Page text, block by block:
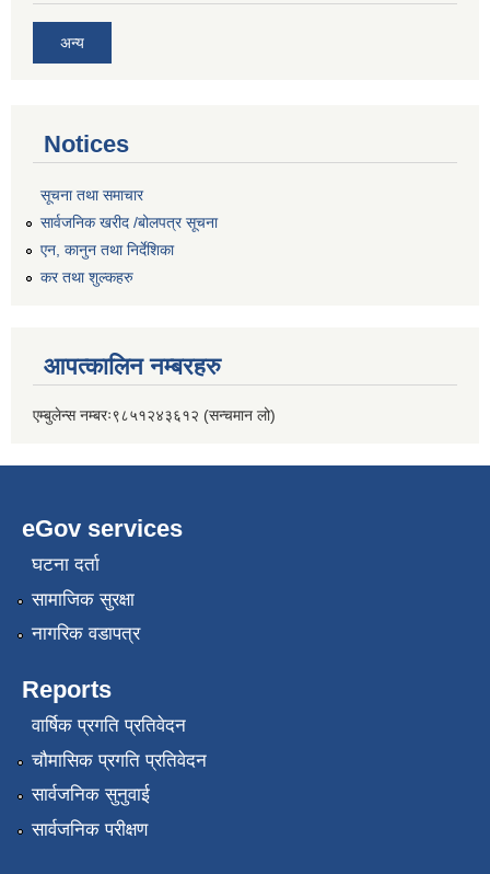
अन्य
Notices
सूचना तथा समाचार
सार्वजनिक खरीद /बोलपत्र सूचना
एन, कानुन तथा निर्देशिका
कर तथा शुल्कहरु
आपत्कालिन नम्बरहरु
एम्बुलेन्स नम्बरः९८५१२४३६१२ (सन्चमान लो)
eGov services
घटना दर्ता
सामाजिक सुरक्षा
नागरिक वडापत्र
Reports
वार्षिक प्रगति प्रतिवेदन
चौमासिक प्रगति प्रतिवेदन
सार्वजनिक सुनुवाई
सार्वजनिक परीक्षण